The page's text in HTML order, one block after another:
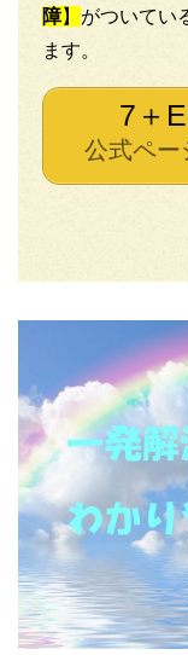
障】 がついてい
ます。
7＋
公式ペー